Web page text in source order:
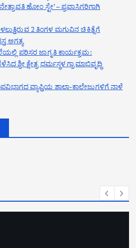
ಹೋಂ ಸ್ಟೇ’ – ಪ್ರವಾಸಿಗರಿಗಾಗಿ
2 ತಿಂಗಳ ಮಗುವಿನ ಚಿಕಿತ್ಸೆಗೆ
ಅಗತ್ಯ
ಪರಿಸರ ಜಾಗೃತಿ ಕಾರ್ಯಕ್ರಮ:
ಶ್ರೀ ಕ್ಷೇತ್ರ ಧರ್ಮಸ್ಥಳ ಗ್ರಾಮಾಭಿವೃದ್ಧಿ
ವ್ಯಾಪ್ತಿಯ ಶಾಲಾ-ಕಾಲೇಜುಗಳಿಗೆ ನಾಳೆ